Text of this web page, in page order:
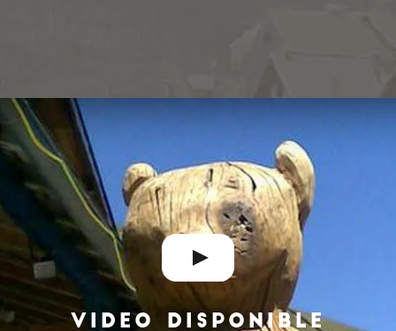
VIDEO DISPONIBLE